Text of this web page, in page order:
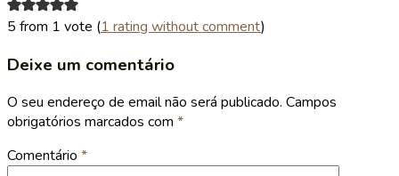
5 from 1 vote (1 rating without comment)
Deixe um comentário
O seu endereço de email não será publicado. Campos
obrigatórios marcados com *
Comentário *